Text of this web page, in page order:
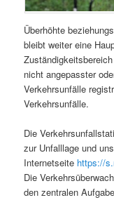
Überhöhte
bleibt weiter eine
nicht angepasster
Verkehrsunfälle
Verkehrsunfälle.
Die
zur Unfalllage und
Internetseite https://
Die
den zentralen